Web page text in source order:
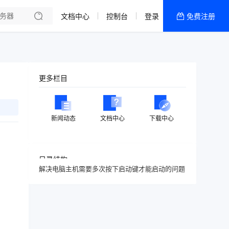
文档中心 控制台 登录 免费注册
更多栏目
新闻动态 文档中心 下载中心
目录结构
解决电脑主机需要多次按下启动键才能启动的问题